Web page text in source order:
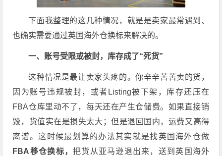
下面我整理的这几种情况，就是是卖家最常遇到、
也确实需要通过英国海外仓换标来解决的。
一、账号受限或被封，库存成了“死货”
这种情况是最让卖家头疼的。你辛辛苦苦卖的货，
因为账号违规被封，或者Listing被下架，库存还压在
FBA仓库里动不了，每天还在产生仓储费。如果直接销
毁，货值实在是损失太大；但是退回国内，运费又高得
离谱。这时候最划算的办法其实就是找英国海外仓做
FBA移仓换标，把货从亚马逊退出来，送到英国海外